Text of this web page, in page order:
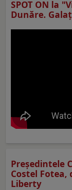
SPOT ON la
Dunăre.
Preşedintele
Costel
Liberty